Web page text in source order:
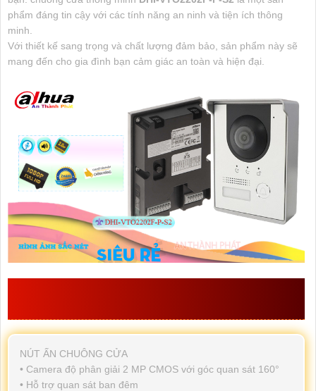
phẩm đáng tin cậy với các tính năng an ninh và tiện ích thông
minh.
Với thiết kế sang trọng và chất lượng đảm bảo, sản phẩm này sẽ
mang đến cho gia đình bạn cảm giác an toàn và hiện đại.
NÚT ẤN CHUÔNG CỬA
• Camera độ phân giải 2 MP CMOS với góc quan sát 160°
• Hỗ trợ quan sát ban đêm